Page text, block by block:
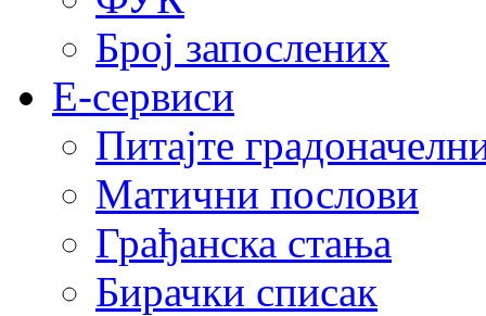
Број запослених
E-сервиси
Питајте
Матични послови
Грађанска стања
Бирачки списак